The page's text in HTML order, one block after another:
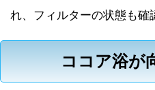
れ、フィルターの状態も確
ココア浴が